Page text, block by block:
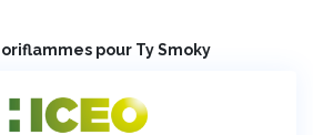
pour Ty Smoky